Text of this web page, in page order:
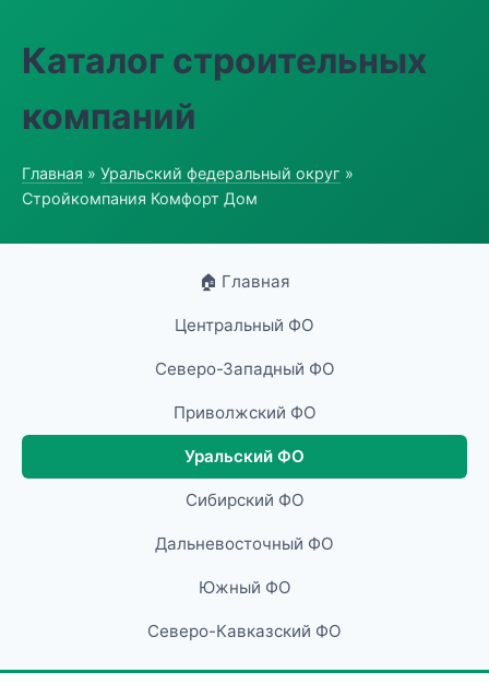
Каталог строительных
компаний
Главная » Уральский федеральный округ »
Стройкомпания Комфорт Дом
🏠 Главная
Центральный ФО
Северо-Западный ФО
Приволжский ФО
Уральский ФО
Сибирский ФО
Дальневосточный ФО
Южный ФО
Северо-Кавказский ФО